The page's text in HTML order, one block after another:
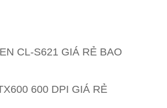
CL-S621 GIÁ RẺ BAO
600 DPI GIÁ RẺ